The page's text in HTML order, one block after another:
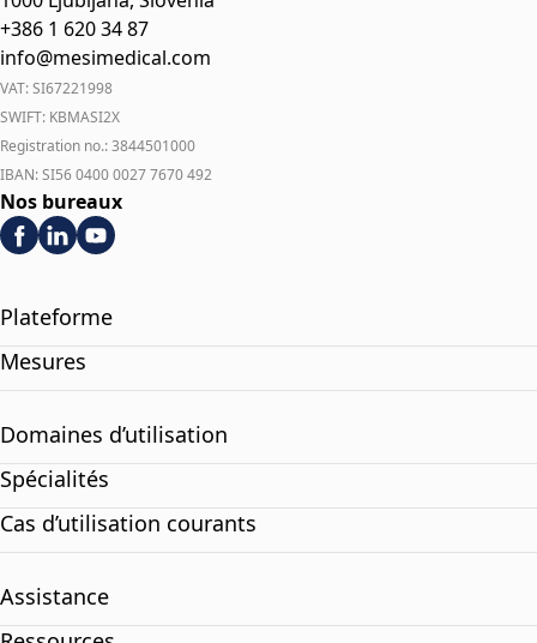
+386 1 620 34 87
info@mesimedical.com
VAT: SI67221998
SWIFT: KBMASI2X
Registration no.: 3844501000
IBAN: SI56 0400 0027 7670 492
Nos bureaux
Plateforme
Mesures
Domaines d’utilisation
Spécialités
Cas d’utilisation courants
Assistance